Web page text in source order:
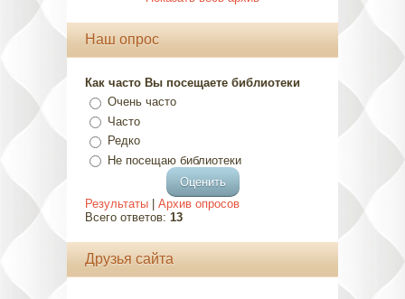
Наш опрос
Как часто Вы посещаете библиотеки
Очень часто
Часто
Редко
Не посещаю библиотеки
Результаты
Архив опросов
Всего ответов: 13
Друзья сайта